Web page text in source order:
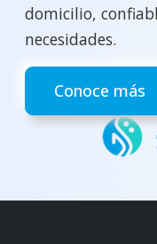
domicilio,
necesidades.
Conoce más